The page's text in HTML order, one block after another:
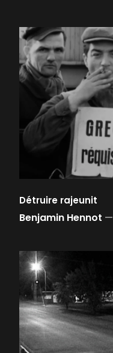
Détruire rajeunit
Benjamin Hennot —